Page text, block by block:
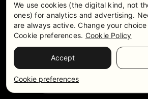
Precios y disponibilidad
Ponte en contacto con nosotros
We use cookies (the digital kind, not
ones) for analytics and advertising.
are always active. Change your
Cookie preferences. Cookie Policy
Accept
Cookie preferences